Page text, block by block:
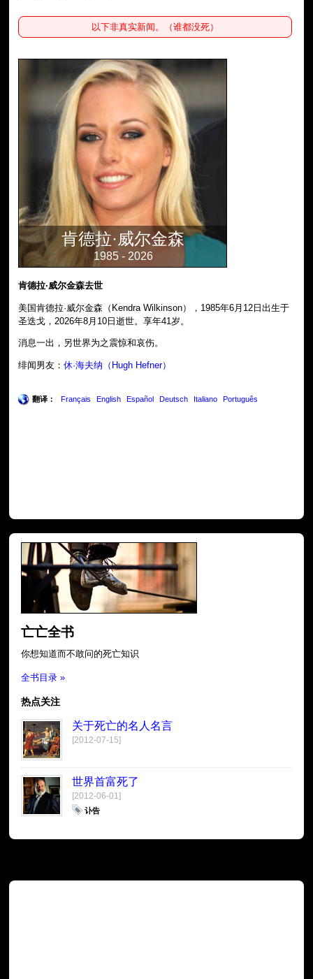
以下非真实新闻。（谁都没死）
肯德拉·威尔金森
1985 - 2026
肯德拉·威尔金森去世
美国肯德拉·威尔金森（Kendra Wilkinson），1985年6月12日出生于
圣迭戈，2026年8月10日逝世。享年41岁。
消息一出，另世界为之震惊和哀伤。
绯闻男友：休·海夫纳（Hugh Hefner）
翻译： Français English Español Deutsch Italiano Português
亡亡全书
你想知道而不敢问的死亡知识
全书目录 »
热点关注
关于死亡的名人名言
[2012-07-15]
世界首富死了
[2012-06-01]
讣告